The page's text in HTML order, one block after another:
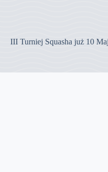
III Turniej Squasha już 10